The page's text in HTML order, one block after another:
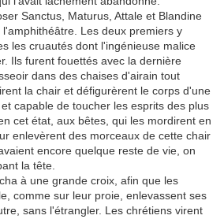
Sanctus, Maturus, Attale et Blandine
Les deux premiers y
les cruautés dont l'ingénieuse malice
Ils furent fouettés avec la dernière
dans des chaises d'airain tout
la chair et défigurèrent le corps d'une
capable de toucher les esprits des plus
cet état, aux bêtes, qui les mordirent en
enlevèrent des morceaux de cette chair
encore quelque reste de vie, on
la tête.
à une grande croix, afin que les
comme sur leur proie, enlevassent ses
sans l'étrangler. Les chrétiens virent